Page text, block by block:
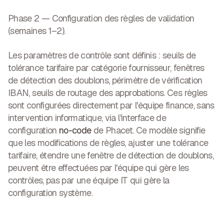
Phase 2 — Configuration des règles de validation
(semaines 1–2).
Les paramètres de contrôle sont définis : seuils de
tolérance tarifaire par catégorie fournisseur, fenêtres
de détection des doublons, périmètre de vérification
IBAN, seuils de routage des approbations. Ces règles
sont configurées directement par l'équipe finance, sans
intervention informatique, via l'interface de
configuration no-codede Phacet. Ce modèle signifie
que les modifications de règles, ajuster une tolérance
tarifaire, étendre une fenêtre de détection de doublons,
peuvent être effectuées par l'équipe qui gère les
contrôles, pas par une équipe IT qui gère la
configuration système.